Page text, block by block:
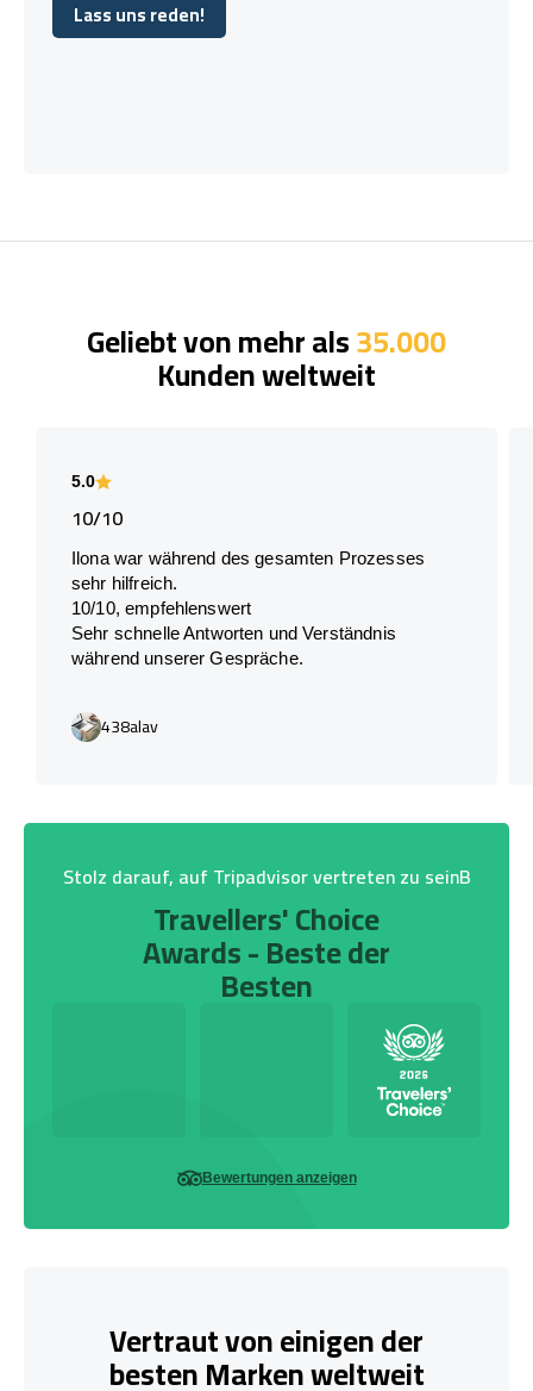
Lass uns reden!
Lass uns reden!
Geliebt von mehr als35.000
Kunden weltweit
5.0
10/10
Ilona war während des gesamten Prozesses
sehr hilfreich.
10/10, empfehlenswert
Sehr schnelle Antworten und Verständnis
während unserer Gespräche.
438alav
Stolz darauf, auf Tripadvisor vertreten zu seinB
Travellers' Choice
Awards - Beste der
Besten
Bewertungen anzeigen
Vertraut von einigen der
besten Marken weltweit